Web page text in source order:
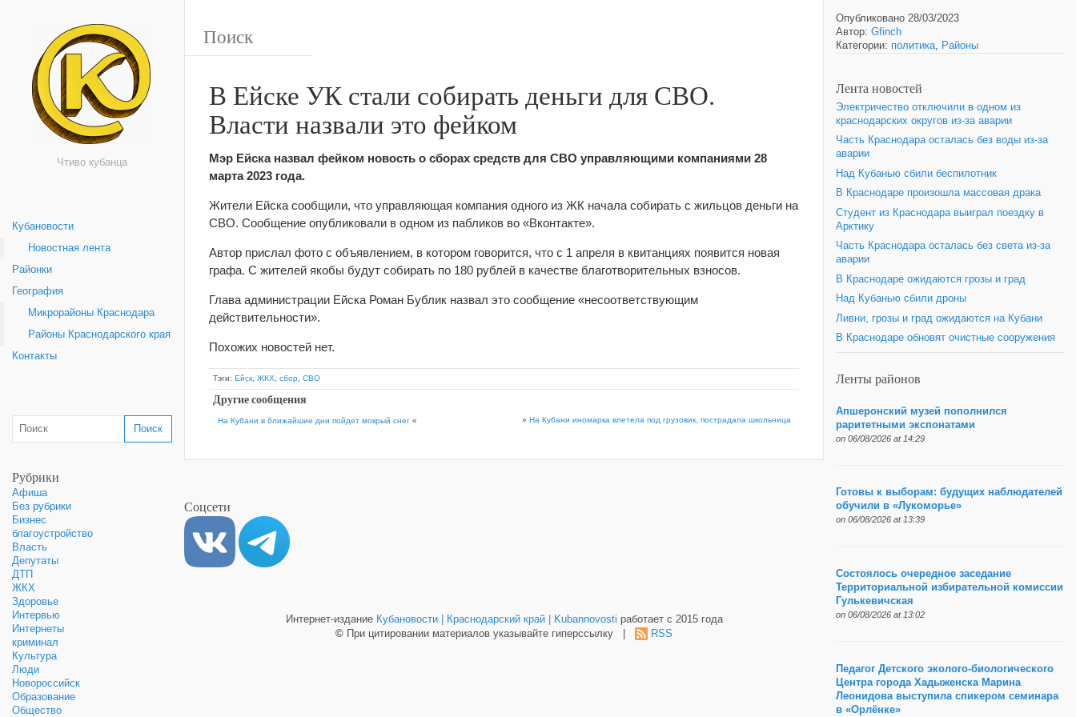
Чтиво кубанца
Кубановости
Новостная лента
Районки
География
Микрорайоны Краснодара
Районы Краснодарского края
Контакты
Рубрики
Афиша
Без рубрики
Бизнес
благоустройство
Власть
Депутаты
ДТП
ЖКХ
Здоровье
Интервью
Интернеты
криминал
Культура
Люди
Новороссийск
Образование
Общество
В Ейске УК стали собирать деньги для СВО.
Власти назвали это фейком
Мэр Ейска назвал фейком новость о сборах средств для СВО управляющими компаниями 28
марта 2023 года.
Жители Ейска сообщили, что управляющая компания одного из ЖК начала собирать с жильцов деньги на
СВО. Сообщение опубликовали в одном из пабликов во «Вконтакте».
Автор прислал фото с объявлением, в котором говорится, что с 1 апреля в квитанциях появится новая
графа. С жителей якобы будут собирать по 180 рублей в качестве благотворительных взносов.
Глава администрации Ейска Роман Бублик назвал это сообщение «несоответствующим
действительности».
Похожих новостей нет.
Тэги: Ейск ЖКХ сбор СВО
Другие сообщения
На Кубани в ближайшие дни пойдет мокрый снег « » На Кубани иномарка влетела под грузовик, пострадала школьница
Опубликовано 28/03/2023
Автор: Gfinch
Категории: политика, Районы
Лента новостей
Электричество отключили в одном из
краснодарских округов из-за аварии
Часть Краснодара осталась без воды из-за
аварии
Над Кубанью сбили беспилотник
В Краснодаре произошла массовая драка
Студент из Краснодара выиграл поездку в
Арктику
Часть Краснодара осталась без света из-за
аварии
В Краснодаре ожидаются грозы и град
Над Кубанью сбили дроны
Ливни, грозы и град ожидаются на Кубани
В Краснодаре обновят очистные сооружения
Ленты районов
Апшеронский музей пополнился
раритетными экспонатами
on 06/08/2026 at 14:29
Готовы к выборам: будущих наблюдателей
обучили в «Лукоморье»
on 06/08/2026 at 13:39
Состоялось очередное заседание
Территориальной избирательной комиссии
Гулькевичская
on 06/08/2026 at 13:02
Педагог Детского эколого-биологического
Центра города Хадыженска Марина
Леонидова выступила спикером семинара
в «Орлёнке»
Соцсети
Интернет-издание Кубановости | Краснодарский край | Kubannovosti работает с 2015 года
© При цитировании материалов указывайте гиперссылку | RSS